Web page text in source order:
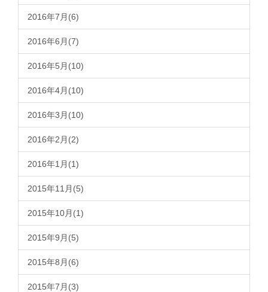
2016年7月(6)
2016年6月(7)
2016年5月(10)
2016年4月(10)
2016年3月(10)
2016年2月(2)
2016年1月(1)
2015年11月(5)
2015年10月(1)
2015年9月(5)
2015年8月(6)
2015年7月(3)